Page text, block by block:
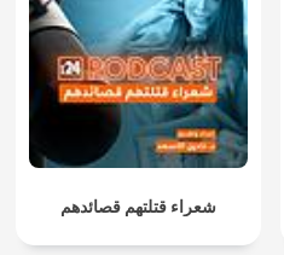
شعراء قتلتهم قصائدهم